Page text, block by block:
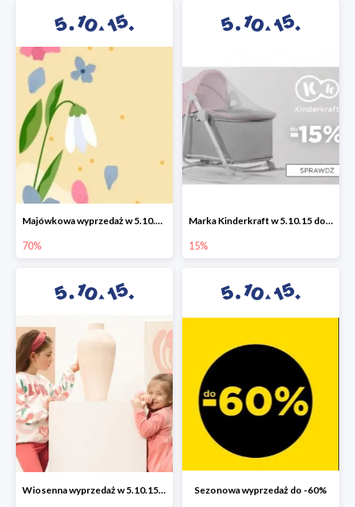
Majówkowa wyprzedaż w 5.10.15 do -70%
70%
Marka Kinderkraft w 5.10.15 do -15%
15%
Wiosenna wyprzedaż w 5.10.15 do -70% Sezonowa wyprzedaż do -60%